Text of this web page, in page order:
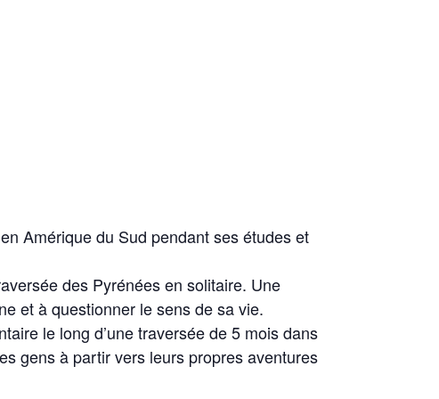
Amérique du Sud pendant ses études et
des Pyrénées en solitaire. Une
et à questionner le sens de sa vie.
le long d’une traversée de 5 mois dans
gens à partir vers leurs propres aventures